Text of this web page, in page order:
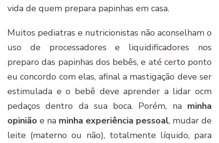
vida de quem prepara papinhas em casa.
Muitos pediatras e nutricionistas não aconselham o
uso de processadores e liquidificadores nos
preparo das papinhas dos bebês, e até certo ponto
eu concordo com elas, afinal a mastigação deve ser
estimulada e o bebê deve aprender a lidar ocm
pedaços dentro da sua boca. Porém, na minha
opinião e na minha experiência pessoal, mudar de
leite (materno ou não), totalmente líquido, para